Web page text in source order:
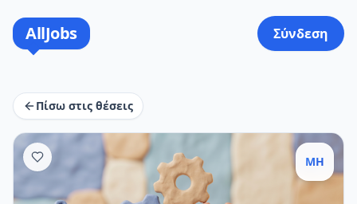
AllJobs Σύνδεση
Πίσω στις θέσεις
MH